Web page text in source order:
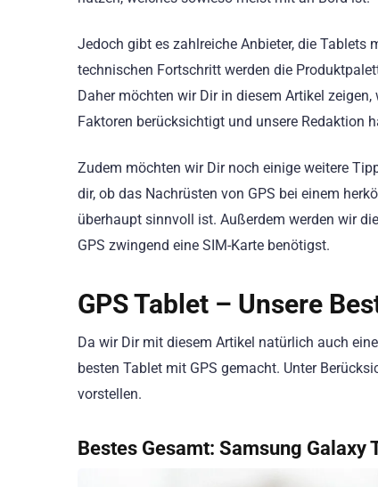
Jedoch gibt es zahlreiche Anbieter, die Tablets
technischen Fortschritt werden die
Daher möchten wir Dir in diesem Artikel
Faktoren berücksichtigt und unsere Redaktion
Zudem möchten wir Dir noch einige weitere
dir, ob das Nachrüsten von GPS bei einem
überhaupt sinnvoll ist. Außerdem werden wir
GPS zwingend eine SIM-Karte benötigst.
GPS Tablet – Unsere
Da wir Dir mit diesem Artikel natürlich auch
besten Tablet mit GPS gemacht. Unter
vorstellen.
Bestes Gesamt: Samsung Galaxy